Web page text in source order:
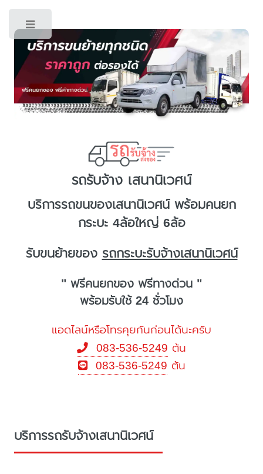
รถรับจ้าง เสนานิเวศน์
บริการรถขนของเสนานิเวศน์พร้อมคนยก
กระบะ 4ล้อใหญ่ 6ล้อ
รับขนย้ายของ รถกระบะรับจ้างเสนานิเวศน์
" ฟรีคนยกของ ฟรีทางด่วน "
พร้อมรับใช้ 24 ชั่วโมง
แอดไลน์หรือโทรคุยกันก่อนได้นะครับ
083-536-5249 ต้น
083-536-5249 ต้น
บริการรถรับจ้างเสนานิเวศน์
Toggle